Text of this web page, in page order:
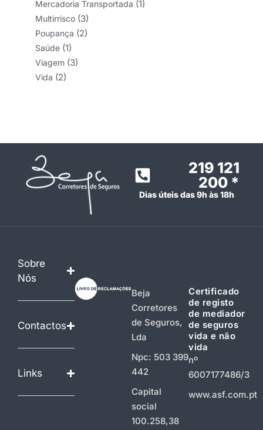
Mercadoria Transportada (1)
Multirrisco (3)
Poupança (2)
Saúde (1)
Viagem (3)
Vida (2)
219 121
200 *
Dias úteis das 9h às 18h
Sobre
Nós
Contactos
Links
Beja
Corretores
de Seguros,
Lda
Npc: 503 399
442
Capital
social
100.258,38
Certificado
de registo
de mediador
de seguros
vida e não
vida
nº
6007177486/3
www.asf.com.pt